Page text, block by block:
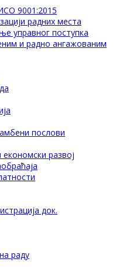
9001:2015
радних места
управног поступка
и радно ангажованим
послови
развој
док.
раду